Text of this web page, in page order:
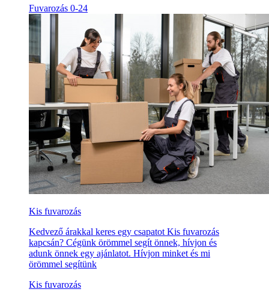
Fuvarozás 0-24
Kis fuvarozás
Kedvező árakkal keres egy csapatot Kis fuvarozás
kapcsán? Cégünk örömmel segít önnek, hívjon és
adunk önnek egy ajánlatot. Hívjon minket és mi
örömmel segítünk
Kis fuvarozás